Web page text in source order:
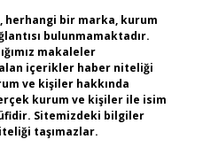
herhangi bir marka, kurum
bulunmamaktadır.
makaleler
içerikler haber niteliği
ve kişiler hakkında
kurum ve kişiler ile isim
Sitemizdeki bilgiler
taşımazlar.